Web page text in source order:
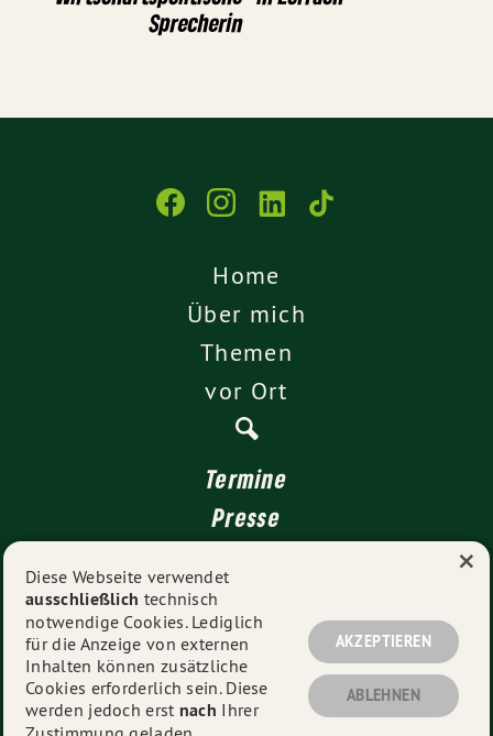
Sprecherin
Home
Über mich
Themen
vor Ort
Termine
Presse
Impressum
Datenschutz
© 2026 Sarah Hagmann MdL - Alle Rechte vorbehalten.
Diese Webseite verwendet
ausschließlich technisch
notwendige Cookies. Lediglich
für die Anzeige von externen
Inhalten können zusätzliche
Cookies erforderlich sein. Diese
werden jedoch erst nach Ihrer
AKZEPTIEREN
ABLEHNEN
×